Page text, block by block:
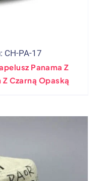
CH-PA-17
Panama Z
Czarną Opaską